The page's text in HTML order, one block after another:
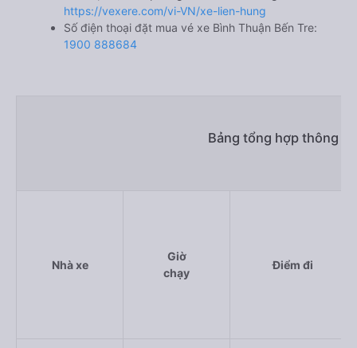
https://vexere.com/vi-VN/xe-lien-hung
Số điện thoại đặt mua vé xe Bình Thuận Bến Tre:
1900 888684
Bảng tổng hợp thông
Nhà xe
Giờ
chạy
Điểm đi